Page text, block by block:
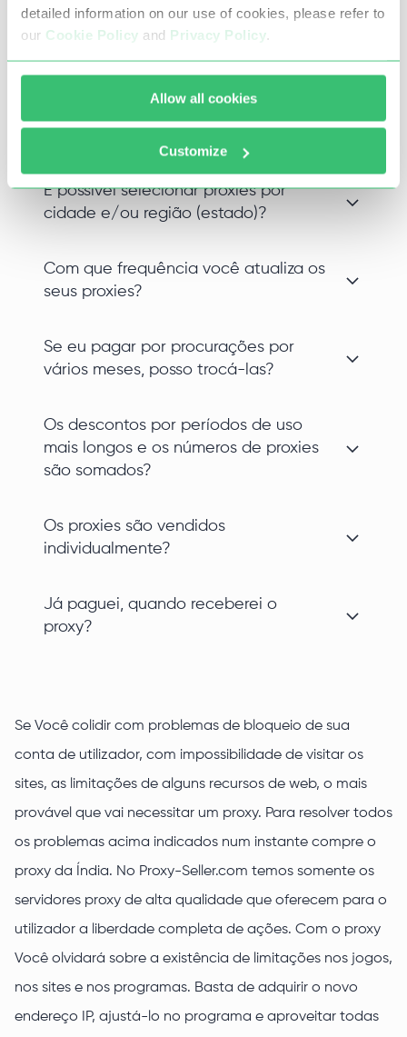
detailed information on our use of cookies, please refer to
our Cookie Policy and Privacy Policy.
Allow all cookies
Customize
Com certeza. Nossos proxies vêm de uma
substituir qualquer um que não atenda às suas
necessidades. Basta entrar em contato com
É possível selecionar proxies por
cidade e/ou região (estado)?
Com que frequência você atualiza os
seus proxies?
Se eu pagar por procurações por
vários meses, posso trocá-las?
Os descontos por períodos de uso
mais longos e os números de proxies
são somados?
Os proxies são vendidos
individualmente?
Já paguei, quando receberei o
proxy?
Se Você colidir com problemas de bloqueio de sua
conta de utilizador, com impossibilidade de visitar os
sites, as limitações de alguns recursos de web, o mais
provável que vai necessitar um proxy. Para resolver todos
os problemas acima indicados num instante compre o
proxy da Índia. No Proxy-Seller.com temos somente os
servidores proxy de alta qualidade que oferecem para o
utilizador a liberdade completa de ações. Com o proxy
Você olvidará sobre a existência de limitações nos jogos,
nos sites e nos programas. Basta de adquirir o novo
endereço IP, ajustá-lo no programa e aproveitar todas